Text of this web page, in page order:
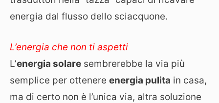
energia dal flusso dello sciacquone.
L’energia che non ti aspetti
L’energia solare sembrerebbe la via più
semplice per ottenere energia pulita in casa,
ma di certo non è l’unica via, altra soluzione